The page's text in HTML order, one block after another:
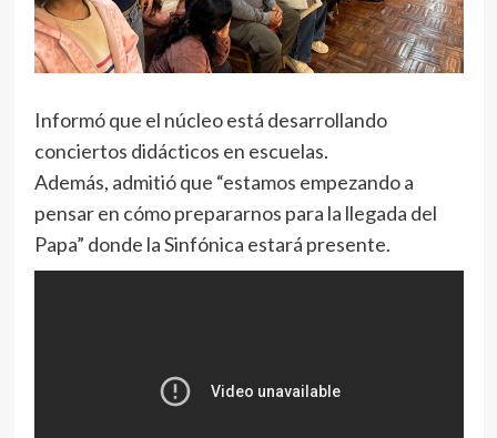
Informó que el núcleo está desarrollando
conciertos didácticos en escuelas.
Además, admitió que “estamos empezando a
pensar en cómo prepararnos para la llegada del
Papa” donde la Sinfónica estará presente.